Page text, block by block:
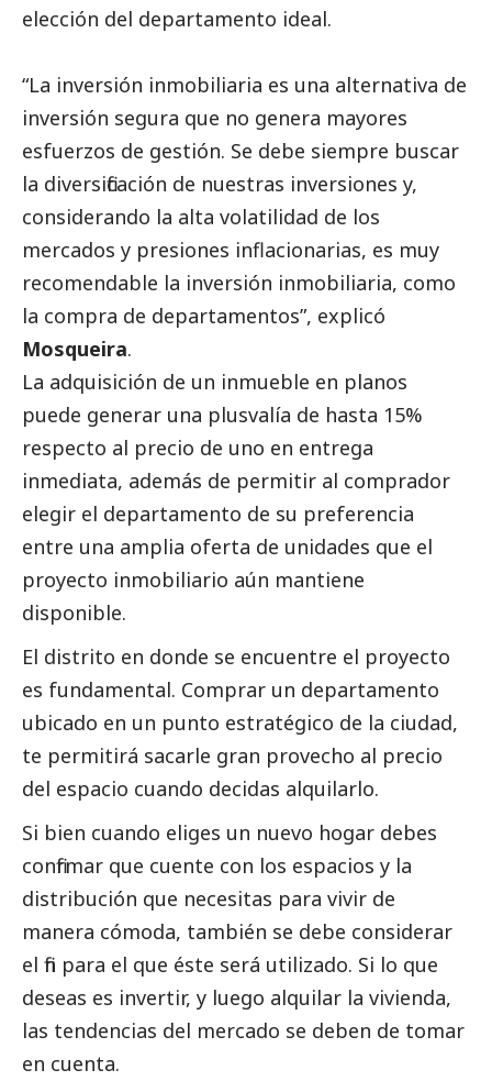
elección del departamento ideal.
“La inversión inmobiliaria es una alternativa de
inversión segura que no genera mayores
esfuerzos de gestión. Se debe siempre buscar
la diversificación de nuestras inversiones y,
considerando la alta volatilidad de los
mercados y presiones inflacionarias, es muy
recomendable la inversión inmobiliaria, como
la compra de departamentos”, explicó
Mosqueira.
La adquisición de un inmueble en planos
puede generar una plusvalía de hasta 15%
respecto al precio de uno en entrega
inmediata, además de permitir al comprador
elegir el departamento de su preferencia
entre una amplia oferta de unidades que el
proyecto inmobiliario aún mantiene
disponible.
El distrito en donde se encuentre el proyecto
es fundamental. Comprar un departamento
ubicado en un punto estratégico de la ciudad,
te permitirá sacarle gran provecho al precio
del espacio cuando decidas alquilarlo.
Si bien cuando eliges un nuevo hogar debes
confirmar que cuente con los espacios y la
distribución que necesitas para vivir de
manera cómoda, también se debe considerar
el fin para el que éste será utilizado. Si lo que
deseas es invertir, y luego alquilar la vivienda,
las tendencias del mercado se deben de tomar
en cuenta.